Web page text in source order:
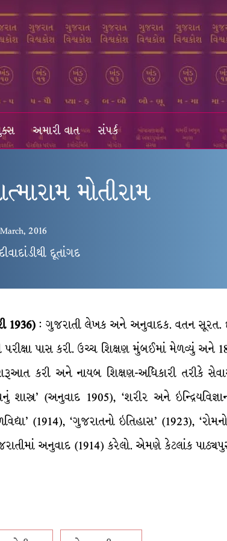
અમારી વાત સંપર્ક
મોતીરામ
March, 2016
દૂતાંગદ
1936) : ગુજરાતી લેખક અને અનુવાદક. વતન સૂરત.
પરીક્ષા પાસ કરી. ઉચ્ચ શિક્ષણ મુંબઈમાં મેળવ્યું અને
શરૂઆત કરી અને નાયબ શિક્ષણ-અધિકારી તરીકે
(અનુવાદ 1905), ‘શરીર અને
(1914), ‘ગુજરાતનો ઇતિહાસ’ (1923),
અનુવાદ (1914) કરેલો. એમણે કેટલાંક